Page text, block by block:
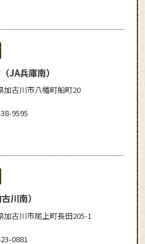
（JA兵庫南）
加古川市八幡町船町20
9595
川南）
加古川市尾上町長田205-1
0881